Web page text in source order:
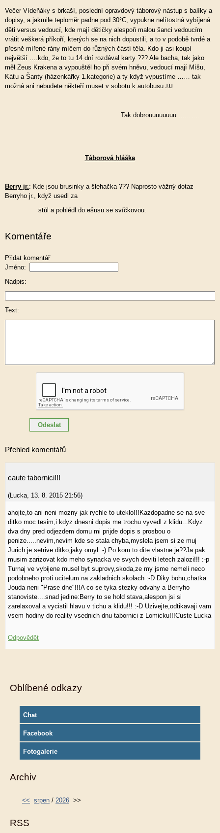
Večer Vídeňáky s brkaší, poslední opravdový táborový nástup s balíky a
dopisy, a jakmile teploměr padne pod 30⁰C, vypukne nelítostná vybíjená
děti versus vedoucí, kde mají dětičky alespoň malou šanci vedoucím
vrátit veškerá příkoří, kterých se na nich dopustili, a to v podobě tvrdé a
přesně mířené rány míčem do různých částí těla. Kdo ji asi koupí
největší ….kdo, že to tu 14 dní rozdával karty ??? Ale bacha, tak jako
měl Zeus Krakena a vypouštěl ho při svém hněvu, vedoucí mají Míšu,
Káťu a Šanty (házenkářky 1.kategorie) a ty když vypustíme …… tak
možná ani nebudete někteří muset v sobotu k autobusu JJJ
Tak dobrouuuuuuuu ……….
Táborová hláška
Berry jr.: Kde jsou brusinky a šlehačka ??? Naprosto vážný dotaz
Berryho jr., když usedl za
stůl a pohlédl do ešusu se svíčkovou.
Komentáře
Přidat komentář
Jméno:
Nadpis:
Text:
Přehled komentářů
caute tabornici!!!
(Lucka, 13. 8. 2015 21:56)
ahojte,to ani neni mozny jak rychle to uteklo!!!Kazdopadne se na sve
ditko moc tesim,i kdyz dnesni dopis me trochu vyvedl z klidu...Kdyz
dva dny pred odjezdem domu mi prijde dopis s prosbou o
penize.....nevim,nevim kde se stala chyba,myslela jsem si ze muj
Jurich je setrive ditko,jaky omyl :-) Po kom to dite vlastne je??Ja pak
musim zarizovat kdo meho synacka ve svych deviti letech zalozi!!! :-p
Turnaj ve vybijene musel byt suprovy,skoda,ze my jsme nemeli neco
podobneho proti ucitelum na zakladnich skolach :-D Diky bohu,chatka
Jouda neni "Prase dne"!!!A co se tyka stezky odvahy a Berryho
stanoviste....snad jedine:Berry to se hold stava,alespon jsi si
zarelaxoval a vycistil hlavu v tichu a klidu!!! :-D Uzivejte,odtikavaji vam
vsem hodiny do reality vsednich dnu tabornici z Lomicku!!!Custe Lucka
Odpovědět
Oblíbené odkazy
Chat
Facebook
Fotogalerie
Archiv
<< srpen / 2026 >>
RSS